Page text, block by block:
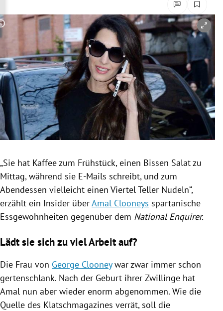
Untermenü
Untermenü
Untermenü
Untermenü
Untermenü
Untermenü
Untermenü
Copyright-Hinweis öffnen/schließen
„Sie hat Kaffee zum Frühstück, einen Bissen Salat zu
Mittag, während sie E-Mails schreibt, und zum
Abendessen vielleicht einen Viertel Teller Nudeln“,
erzählt ein Insider überAmal Clooneys spartanische
Essgewohnheiten gegenüber dem National Enquirer.
Lädt sie sich zu viel Arbeit auf?
Die Frau von George Clooneywar zwar immer schon
gertenschlank. Nach der Geburt ihrer Zwillinge hat
Amal nun aber wieder enorm abgenommen. Wie die
Quelle des Klatschmagazines verrät, soll die